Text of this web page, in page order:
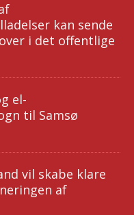
kan sende
i det offentlige
el-
til Samsø
vil skabe klare
af